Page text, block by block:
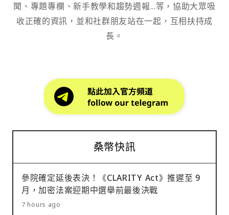
聞、專題專欄、新手教學和趨勢週報...等，協助大眾吸
收正確的資訊，並和社群朋友站在一起，互相扶持成
長。
桑幣快訊
參院確定延後表決！《CLARITY Act》推遲至 9
月，加密法案迎期中選舉前最後決戰
7 hours ago